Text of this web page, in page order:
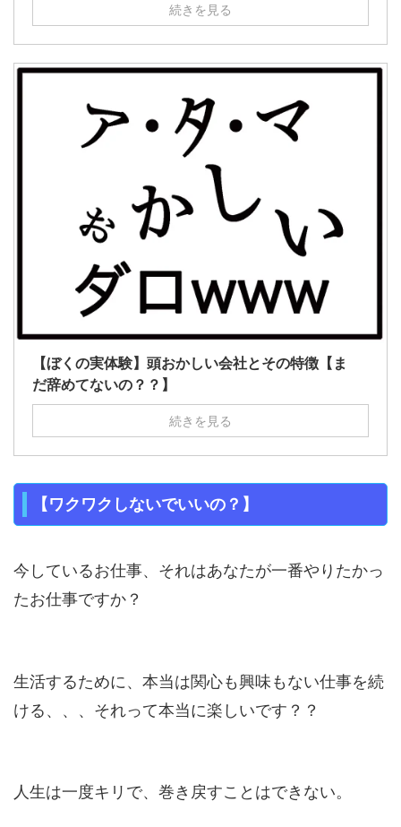
続きを見る
【ぼくの実体験】頭おかしい会社とその特徴【ま
だ辞めてないの？？】
続きを見る
【ワクワクしないでいいの？】
今しているお仕事、それはあなたが一番やりたかっ
たお仕事ですか？
生活するために、本当は関心も興味もない仕事を続
ける、、、それって本当に楽しいです？？
人生は一度キリで、巻き戻すことはできない。